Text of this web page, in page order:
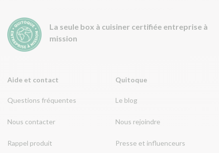
Aide et contact
Questions fréquentes
Nous contacter
Rappel produit
Quitoque
Le blog
Nous rejoindre
Presse et influenceurs
La seule box à cuisiner certifiée entreprise à
mission